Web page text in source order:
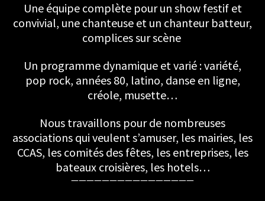
Une équipe complète pour un show festif et
convivial, une chanteuse et un chanteur batteur,
complices sur scène
Un programme dynamique et varié : variété,
pop rock, années 80, latino, danse en ligne,
créole, musette…
Nous travaillons pour de nombreuses
associations qui veulent s’amuser, les mairies, les
CCAS, les comités des fêtes, les entreprises, les
bateaux croisières, les hotels…
————————————————